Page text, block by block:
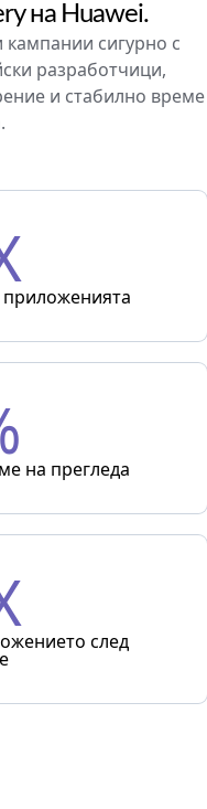
на Huawei.
сигурно с
разработчици,
и стабилно време
на прегледа
след